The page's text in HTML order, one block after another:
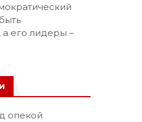
его лидеры –
опекой